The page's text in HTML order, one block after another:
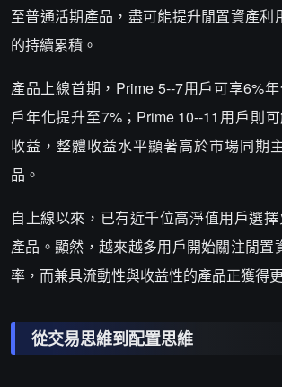
至普通活期產品，盡可能提升閒置資產利
的持續累積。
產品上線首期，Prime 5--7用戶可享6%
戶年化提升至7%；Prime 10--11用戶則
收益，整體收益水平顯著高於市場同期
品。
自上線以來，已有近千位高淨值用戶選
產品。顯然，越來越多用戶開始關注閒置
率，而兼具流動性與收益性的產品正獲得
從交易思維到配置思維